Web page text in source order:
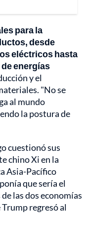
para la
desde
eléctricos hasta
energías
y el
"No se
al mundo
la postura de
cuestionó sus
chino Xi en la
Asia-Pacífico
que sería el
las dos economías
regresó al